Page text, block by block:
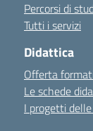
Percorsi di
Tutti i servizi
Didattica
Offerta
Le schede
I progetti